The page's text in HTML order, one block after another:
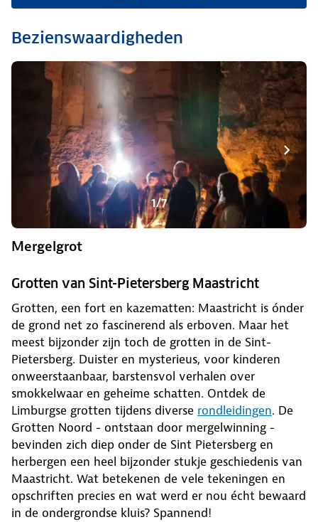
Bezienswaardigheden
Mergelgrot
1/7
Grotten van Sint-Pietersberg Maastricht
Grotten, een fort en kazematten: Maastricht is ónder
de grond net zo fascinerend als erboven. Maar het
meest bijzonder zijn toch de grotten in de Sint-
Pietersberg. Duister en mysterieus, voor kinderen
onweerstaanbaar, barstensvol verhalen over
smokkelwaar en geheime schatten. Ontdek de
Limburgse grotten tijdens diverse rondleidingen. De
Grotten Noord - ontstaan door mergelwinning -
bevinden zich diep onder de Sint Pietersberg en
herbergen een heel bijzonder stukje geschiedenis van
Maastricht. Wat betekenen de vele tekeningen en
opschriften precies en wat werd er nou écht bewaard
in de ondergrondse kluis? Spannend!